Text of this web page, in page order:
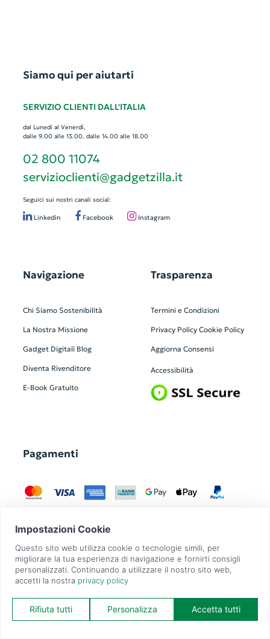
Siamo qui per aiutarti
SERVIZIO CLIENTI DALL'ITALIA
dal Lunedì al Venerdì,
dalle 9.00 alle 13.00, dalle 14.00 alle 18.00
02 800 11074
servizioclienti@gadgetzilla.it
Seguici sui nostri canali social:
Linkedin Facebook Instagram
Navigazione
Chi Siamo Sostenibilità
La Nostra Missione
Gadget Digitali Blog
Diventa Rivenditore
E-Book Gratuito
Trasparenza
Termini e Condizioni
Privacy Policy Cookie Policy
Aggiorna Consensi
Accessibilità
Pagamenti
GadgetZilla è un Brand di Overbi S.r.l.| realizzato con Contit
| © 2026 Tutti
i diritti riservati | P.IVA: 09351560967